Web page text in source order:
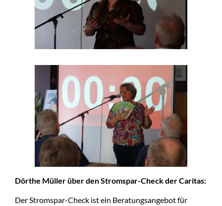
Dörthe Müller über den Stromspar-Check der Caritas:
Der Stromspar-Check ist ein Beratungsangebot für